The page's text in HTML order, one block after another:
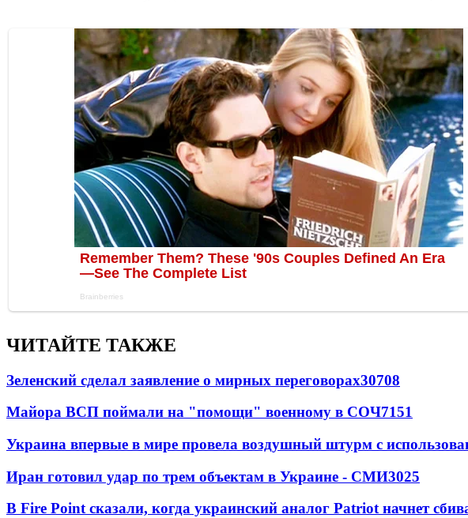
ЧИТАЙТЕ ТАКЖЕ
Зеленский сделал заявление о мирных переговорах30708
Майора ВСП поймали на "помощи" военному в СОЧ7151
Украина впервые в мире провела воздушный штурм с
Иран готовил удар по трем объектам в Украине - СМИ3025
В Fire Point сказали, когда украинский аналог Patriot начнет